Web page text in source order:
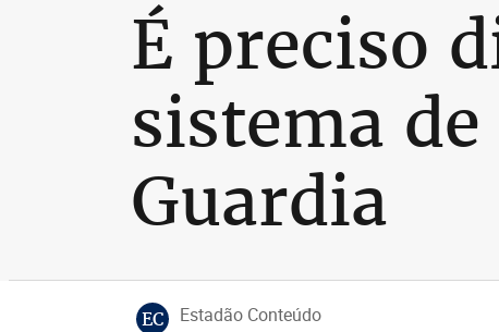
É preciso
sistema
Guardia
EC Estadão Conteúdo